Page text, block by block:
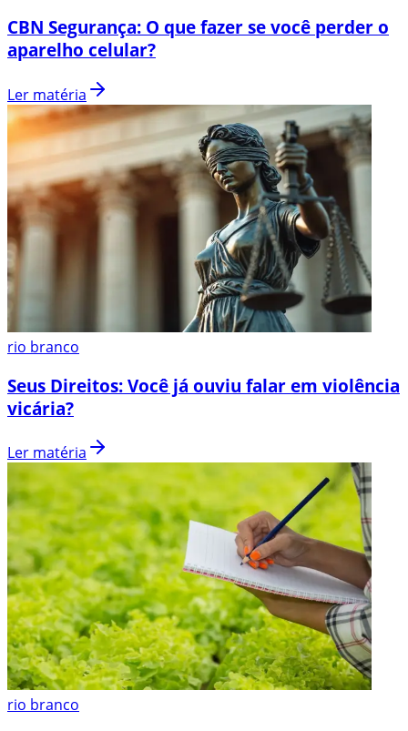
CBN Segurança: O que fazer se você perder o
aparelho celular?
Ler matéria
rio branco
Seus Direitos: Você já ouviu falar em violência
vicária?
Ler matéria
rio branco